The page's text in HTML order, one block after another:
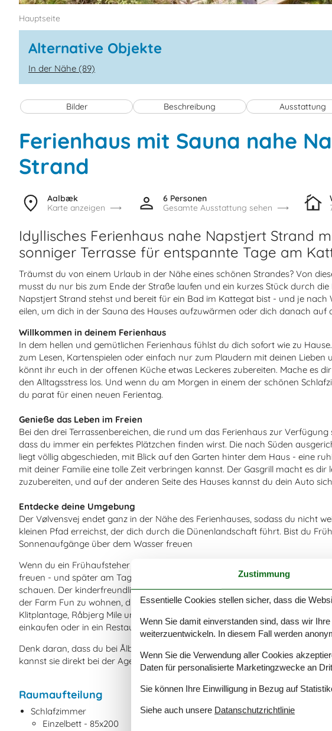
Hauptseite
Alternative Objekte
In der Nähe (89)
Bilder Beschreibung Ausstattung
Ferienhaus mit Sauna nahe
Strand
Aalbæk
Karte anzeigen
6 Personen
Gesamte Ausstattung sehen
Idyllisches Ferienhaus nahe Napstjert Strand
sonniger Terrasse für entspannte Tage am
Träumst du von einem Urlaub in der Nähe eines schönen Strandes? Von
musst du nur bis zum Ende der Straße laufen und ein kurzes Stück durch
Napstjert Strand stehst und bereit für ein Bad im Kattegat bist - und je
eilen, um dich in der Sauna des Hauses aufzuwärmen oder dich danach auf
Willkommen in deinem Ferienhaus
In dem hellen und gemütlichen Ferienhaus fühlst du dich sofort wie zu
zum Lesen, Kartenspielen oder einfach nur zum Plaudern mit deinen Lieben
könnt ihr euch in der offenen Küche etwas Leckeres zubereiten. Mache es
den Alltagsstress los. Und wenn du am Morgen in einem der schönen
du parat für einen neuen Ferientag.
Genieße das Leben im Freien
Bei den drei Terrassenbereichen, die rund um das Ferienhaus zur Verfügung
dass du immer ein perfektes Plätzchen finden wirst. Die nach Süden
liegt völlig abgeschieden, mit Blick auf den Garten hinter dem Haus - eine
mit deiner Familie eine tolle Zeit verbringen kannst. Der Gasgrill macht es dir
zuzubereiten, und auf der anderen Seite des Hauses kannst du dein Auto
Entdecke deine Umgebung
Der Vølvensvej endet ganz in der Nähe des Ferienhauses, sodass du nicht
kleinen Pfad erreichst, der dich durch die Dünenlandschaft führt. Bist du
Sonnenaufgänge über dem Wasser freuen
Wenn du ein Frühaufsteher bist, kannst du dich auf die wunderschönen
freuen - und später am Tag ist es auch schön, hier am Napstjert Strand zu
schauen. Der kinderfreundliche Strand ist nur einer der vielen Vorteile der
der Farm Fun zu wohnen, die sowohl als Zoo als auch als Spielplatz dient,
Klitplantage, Råbjerg Mile und viele andere Naturschätze hier in Nordjütland
einkaufen oder in ein Restaurant gehen möchtest, dauert die Fahrt in die
Denk daran, dass du bei Ålbæk jederzeit Kinderwagen, Hochstühle und
kannst sie direkt bei der Agentur abholen und am Ende deines Urlaubs
Raumaufteilung
Schlafzimmer
Einzelbett - 85x200
Zustimmung
Essentielle Cookies stellen sicher, dass die
Wenn Sie damit einverstanden sind, dass wir
weiterzuentwickeln. In diesem Fall werden
Wenn Sie die Verwendung aller Cookies
Daten für personalisierte Marketingzwecke an
Sie können Ihre Einwilligung in Bezug auf
Siehe auch unsere Datanschutzrichtlinie